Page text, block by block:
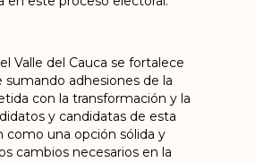
Valle del Cauca se fortalece
sumando adhesiones de la
con la transformación y la
y candidatas de esta
como una opción sólida y
cambios necesarios en la